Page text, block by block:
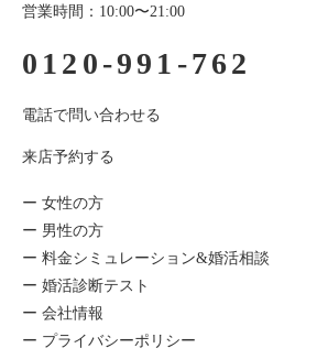
営業時間：10:00〜21:00
0120-991-762
電話で問い合わせる
来店予約する
ー 女性の方
ー 男性の方
ー 料金シミュレーション&婚活相談
ー 婚活診断テスト
ー 会社情報
ー プライバシーポリシー